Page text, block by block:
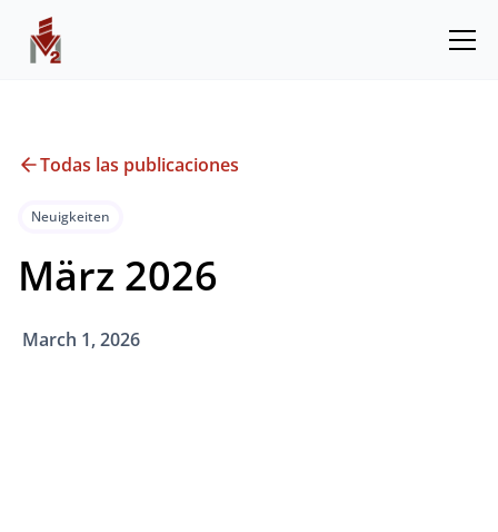
Todas las publicaciones
Neuigkeiten
März 2026
March 1, 2026